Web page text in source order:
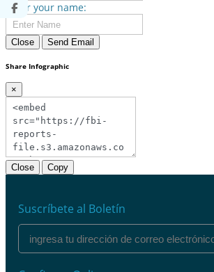
Enter your name:
Close Send Email
Share Infographic
×
Close Copy
Suscríbete al Boletín